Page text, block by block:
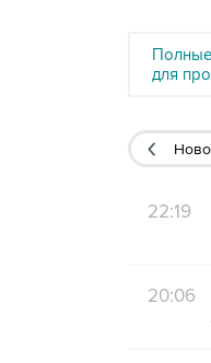
Полные
для
22:19
20:06